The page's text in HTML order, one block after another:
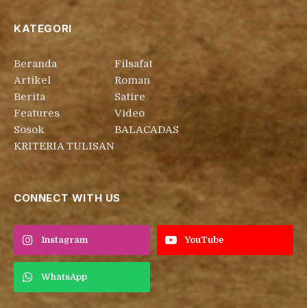
KATEGORI
Beranda
Artikel
Berita
Features
Sosok
KRITERIA TULISAN
Filsafat
Roman
Satire
Video
BALACADAS
CONNECT WITH US
Instagram YouTube
WhatsApp